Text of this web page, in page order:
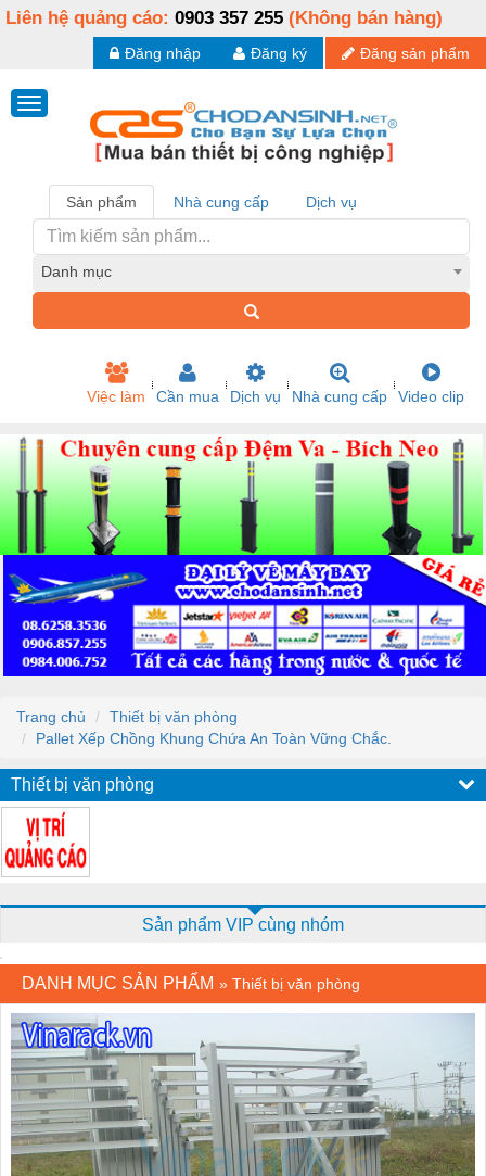
Liên hệ quảng cáo: 0903 357 255 (Không bán hàng)
Đăng sản phẩm
Đăng ký
Đăng nhập
Sản phẩm Nhà cung cấp Dịch vụ
Danh mục
Việc làm Cần mua Dịch vụ Nhà cung cấp Video clip
Trang chủ
Thiết bị văn phòng
Pallet Xếp Chồng Khung Chứa An Toàn Vững Chắc.
Thiết bị văn phòng
Sản phẩm VIP cùng nhóm
DANH MỤC SẢN PHẨM » Thiết bị văn phòng